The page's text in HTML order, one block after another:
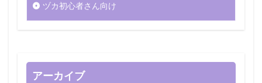
ヅカ初心者さん向け
アーカイブ